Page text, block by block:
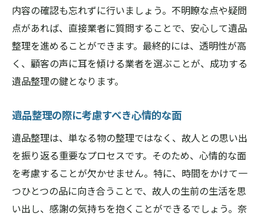
内容の確認も忘れずに行いましょう。不明瞭な点や疑問
点があれば、直接業者に質問することで、安心して遺品
整理を進めることができます。最終的には、透明性が高
く、顧客の声に耳を傾ける業者を選ぶことが、成功する
遺品整理の鍵となります。
遺品整理の際に考慮すべき心情的な面
遺品整理は、単なる物の整理ではなく、故人との思い出
を振り返る重要なプロセスです。そのため、心情的な面
を考慮することが欠かせません。特に、時間をかけて一
つひとつの品に向き合うことで、故人の生前の生活を思
い出し、感謝の気持ちを抱くことができるでしょう。奈